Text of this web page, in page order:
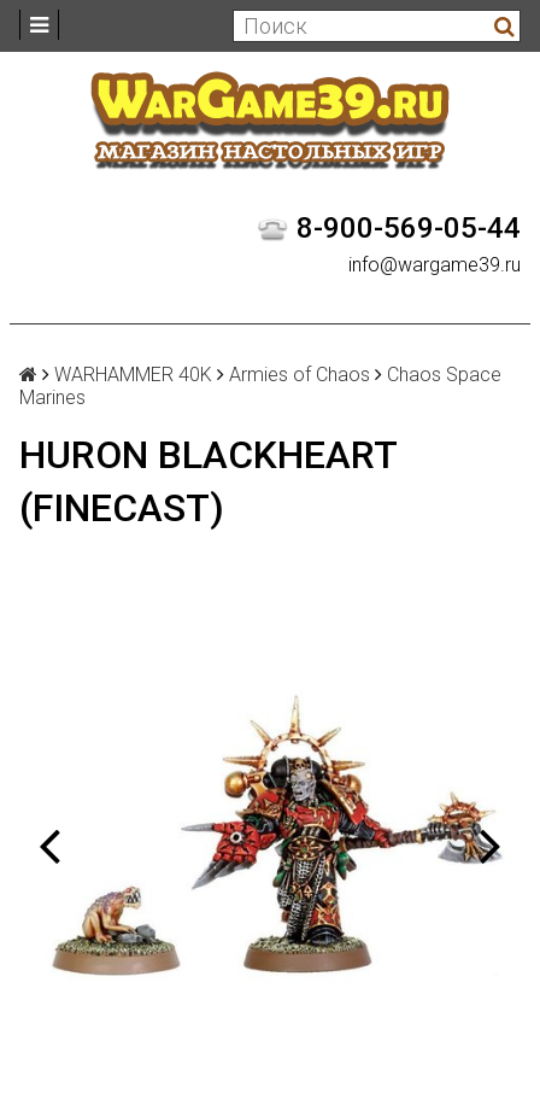
8-900-569-05-44
info@wargame39.ru
WARHAMMER 40K Armies of Chaos
Chaos Space
Marines
HURON BLACKHEART
(FINECAST)